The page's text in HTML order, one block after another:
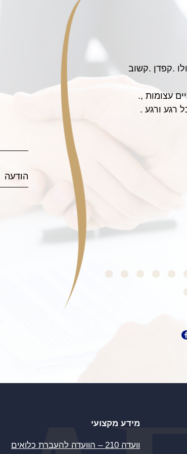
Thanks to the wonderful,
provided by the attorney Avi
and my beloved friends and
He has represented me
for my family, thus allowing me to
I highly recommend him for
מידע מקצועי
וועדה 210 – הוועדה להעברת כלואים